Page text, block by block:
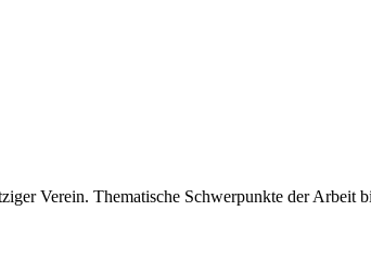
Verein. Thematische Schwerpunkte der